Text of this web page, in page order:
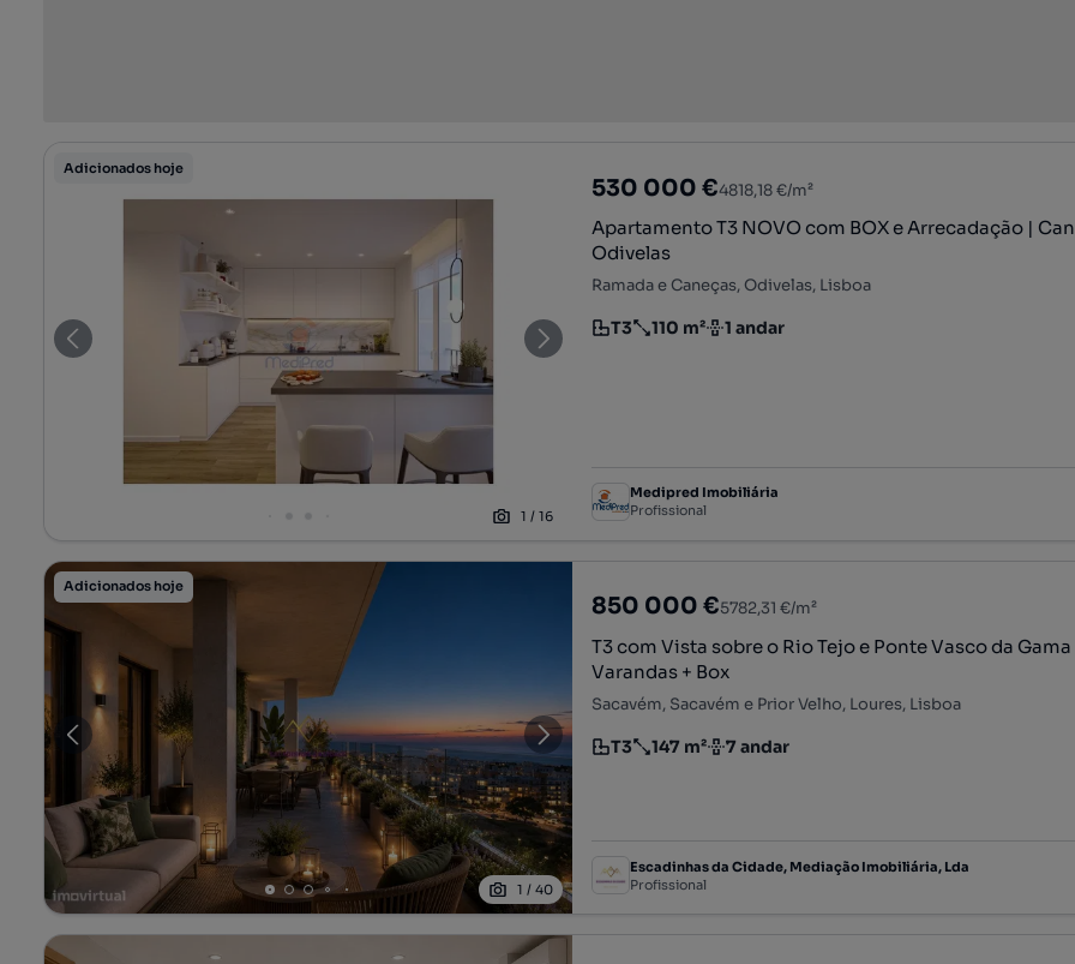
Adicionados hoje
1 /16
530 000 €4818,18 €/m²
Apartamento T3 NOVO com BOX e Arrecadação |
Odivelas
Ramada e Caneças, Odivelas, Lisboa
Tipologia
T3
Preço por metro quadrado
110 m²
Andar 1 andar
Medipred Imobiliária
Profissional
Adicionados hoje
1 /40
850 000 €5782,31 €/m²
T3 com Vista sobre o Rio Tejo e Ponte Vasco da Gama
Varandas + Box
Sacavém, Sacavém e Prior Velho, Loures, Lisboa
Tipologia
T3
Preço por metro quadrado
147 m²
Andar 7 andar
Escadinhas da Cidade, Mediação Imobiliária, Lda
Profissional